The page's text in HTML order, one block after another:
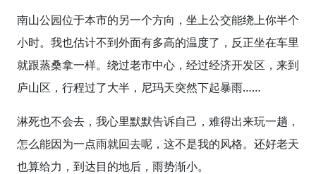
南山公园位于本市的另一个方向，坐上公交能绕上你半个
小时。我也估计不到外面有多高的温度了，反正坐在车里
就跟蒸桑拿一样。绕过老市中心，经过经济开发区，来到
庐山区，行程过了大半，尼玛天突然下起暴雨……
淋死也不会去，我心里默默告诉自己，难得出来玩一趟，
怎么能因为一点雨就回去呢，这不是我的风格。还好老天
也算给力，到达目的地后，雨势渐小。